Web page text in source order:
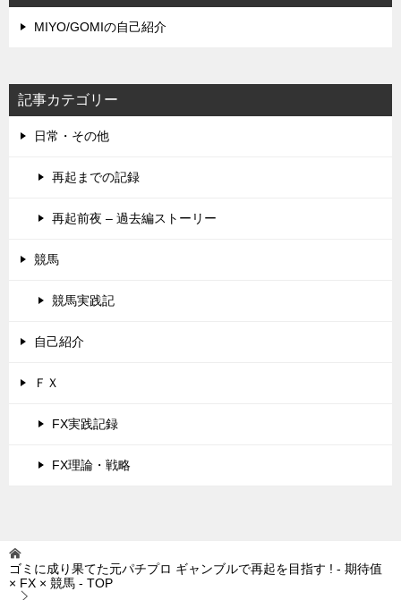
MIYO/GOMIの自己紹介
記事カテゴリー
日常・その他
再起までの記録
再起前夜 – 過去編ストーリー
競馬
競馬実践記
自己紹介
ＦＸ
FX実践記録
FX理論・戦略
ゴミに成り果てた元パチプロ ギャンブルで再起を目指す ! - 期待值
× FX × 競馬 - TOP